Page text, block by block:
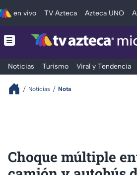
en vivo TV Azteca Azteca UNO
Noticias Turismo Viral y Tendencia
Noticias Nota
Choque múltiple